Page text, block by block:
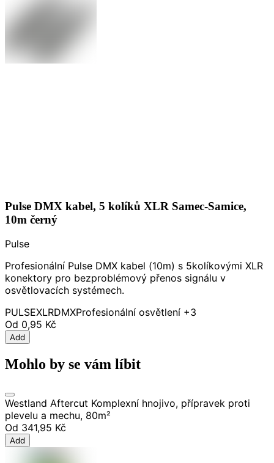
Pulse DMX kabel, 5 kolíků XLR Samec-Samice,
10m černý
Pulse
Profesionální Pulse DMX kabel (10m) s 5kolíkovými XLR
konektory pro bezproblémový přenos signálu v
osvětlovacích systémech.
PULSEXLRDMXProfesionální osvětlení +3
Od 0,95 Kč
Add
Mohlo by se vám líbit
Westland Aftercut Komplexní hnojivo, přípravek proti
plevelu a mechu, 80m²
Od 341,95 Kč
Add